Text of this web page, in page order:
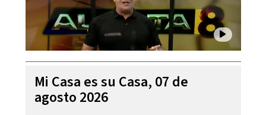
Mi Casa es su Casa, 07 de
agosto 2026